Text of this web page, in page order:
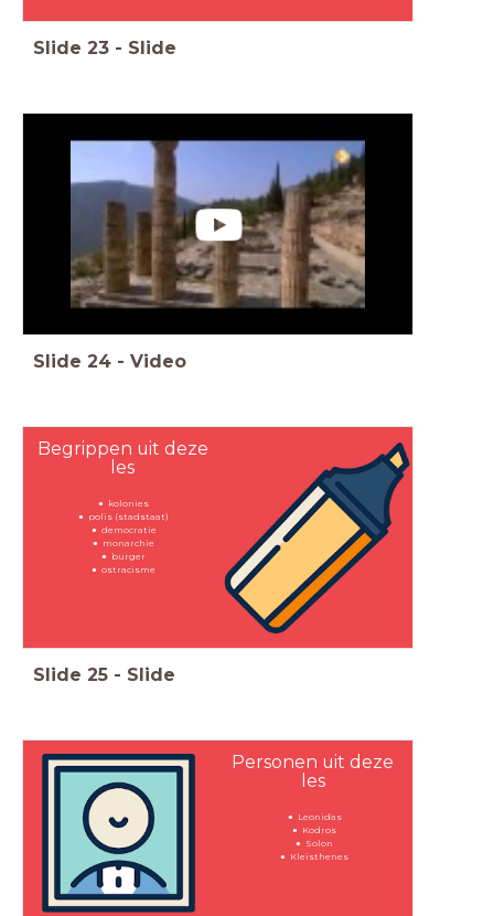
Slide 23 - Slide
Slide 24 - Video
Begrippen uit deze
les
kolonies
polis (stadstaat)
democratie
monarchie
burger
ostracisme
Slide 25 - Slide
Personen uit deze
les
Leonidas
Kodros
Solon
Kleisthenes